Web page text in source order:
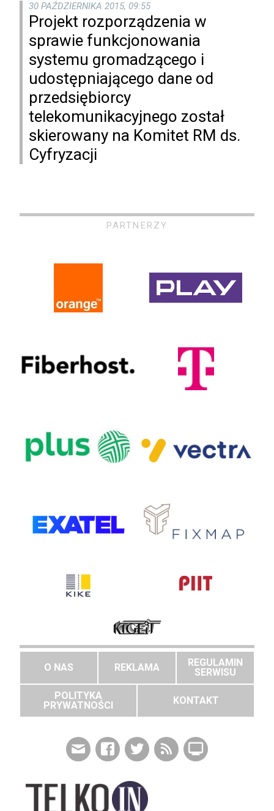
30 PAŹDZIERNIKA 2015, 09:55
Projekt rozporządzenia w
sprawie funkcjonowania
systemu gromadzącego i
udostępniającego dane od
przedsiębiorcy
telekomunikacyjnego został
skierowany na Komitet RM ds.
Cyfryzacji
PARTNERZY
O NAS REKLAMA
REGULAMIN
SERWISU
POLITYKA
PRYWATNOŚCI
KONTAKT